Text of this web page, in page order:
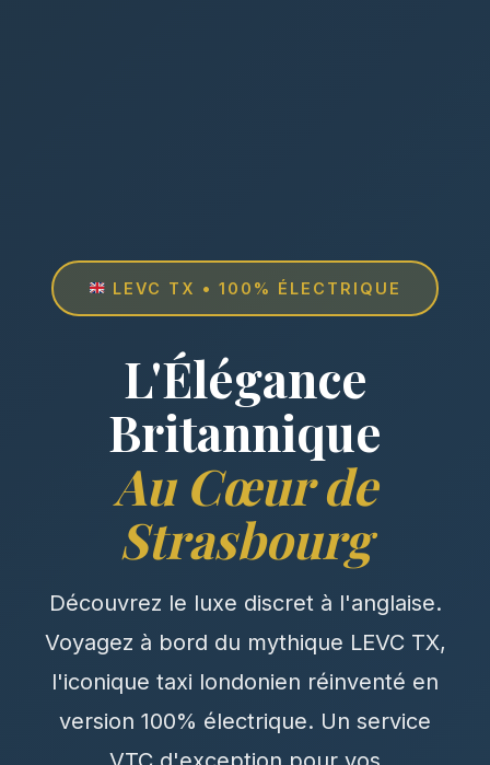
LEVC TX • 100% ÉLECTRIQUE
L'Élégance
Britannique
Au Cœur de
Strasbourg
Découvrez le luxe discret à l'anglaise.
Voyagez à bord du mythique LEVC TX,
l'iconique taxi londonien réinventé en
version 100% électrique. Un service